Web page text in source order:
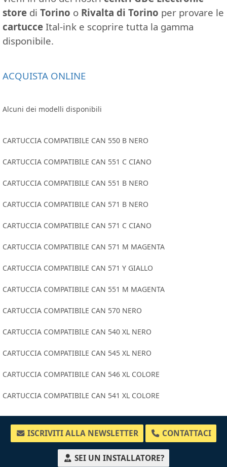
store di Torino o Rivalta di Torino per provare le
cartucce Ital-ink e scoprire tutta la gamma
disponibile.
ACQUISTA ONLINE
Alcuni dei modelli disponibili
CARTUCCIA COMPATIBILE CAN 550 B NERO
CARTUCCIA COMPATIBILE CAN 551 C CIANO
CARTUCCIA COMPATIBILE CAN 551 B NERO
CARTUCCIA COMPATIBILE CAN 571 B NERO
CARTUCCIA COMPATIBILE CAN 571 C CIANO
CARTUCCIA COMPATIBILE CAN 571 M MAGENTA
CARTUCCIA COMPATIBILE CAN 571 Y GIALLO
CARTUCCIA COMPATIBILE CAN 551 M MAGENTA
CARTUCCIA COMPATIBILE CAN 570 NERO
CARTUCCIA COMPATIBILE CAN 540 XL NERO
CARTUCCIA COMPATIBILE CAN 545 XL NERO
CARTUCCIA COMPATIBILE CAN 546 XL COLORE
CARTUCCIA COMPATIBILE CAN 541 XL COLORE
ISCRIVITI ALLA NEWSLETTER CONTATTACI
SEI UN INSTALLATORE?